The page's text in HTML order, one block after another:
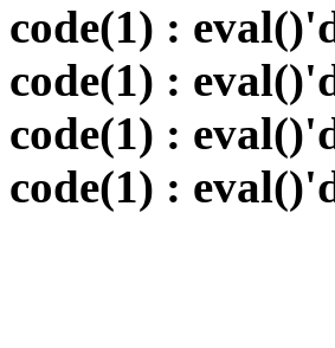
code(1) :
code(1) :
code(1) :
code(1) :